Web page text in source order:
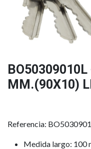
MM.(90X10)
Referencia:
Medida largo: 100